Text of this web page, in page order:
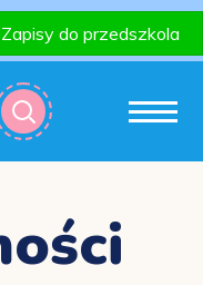
Zapisy do przedszkola